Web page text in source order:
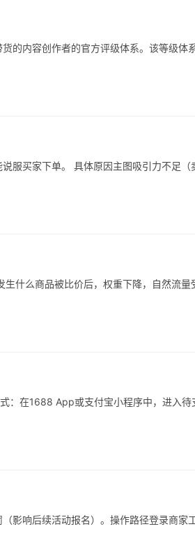
的内容创作者的官方评级体系。该等级体
服买家下单。 具体原因主图吸引力不足（
什么商品被比价后，权重下降，自然流量
：在1688 App或支付宝小程序中，进入待
影响后续活动报名）。操作路径登录商家